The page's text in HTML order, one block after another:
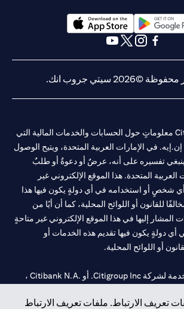
تعريف الارتباط. ملفات تعريف الارتباط
(opens in a new tab)
سيتي جروب انك.
يوفر موقع Citibank.ae معلوماتٍ حول الحسابات والخدمات المالية التي
في الإمارات العربية المتحدة، ويتيح الوصول
ينبغي تفسيره على أنه، عرضٌ أو دعوةٌ أو طلبٌ
المتحدة. هذا الموقع الإلكتروني غير
شخصٍ أو استخدامه في أي دولةٍ يكون فيها هذا
للقانون أو اللوائح المحلية، كما أن أيًا من
المشار إليها في هذا الموقع الإلكتروني غير متاحةٍ
دولةٍ يكون فيها تقديم هذه الخدمات أو
أو اللوائح المحلية.
سيتي بنك هي علامة خدمة لشركة Citigroup Inc. أو .Citibank N.A ،